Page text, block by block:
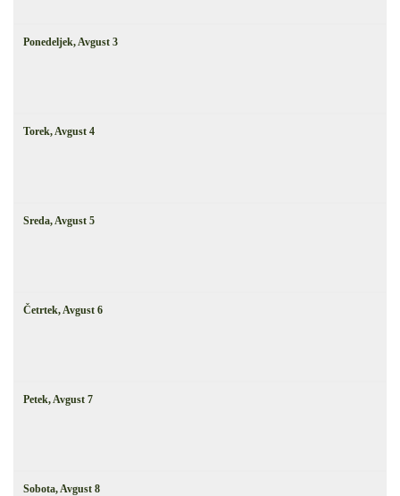
Ponedeljek,Avgust 3
Torek,Avgust 4
Sreda,Avgust 5
Četrtek,Avgust 6
Petek,Avgust 7
Sobota,Avgust 8